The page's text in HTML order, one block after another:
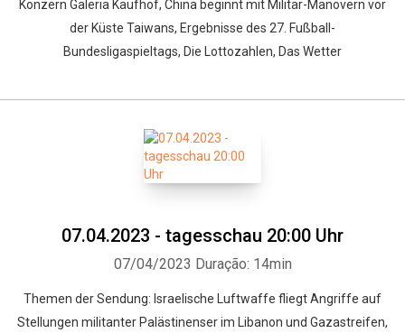
Konzern Galeria Kaufhof, China beginnt mit Militär-Manövern vor
der Küste Taiwans, Ergebnisse des 27. Fußball-
Bundesligaspieltags, Die Lottozahlen, Das Wetter
07.04.2023 - tagesschau 20:00 Uhr
07/04/2023 Duração: 14min
Themen der Sendung: Israelische Luftwaffe fliegt Angriffe auf
Stellungen militanter Palästinenser im Libanon und Gazastreifen,